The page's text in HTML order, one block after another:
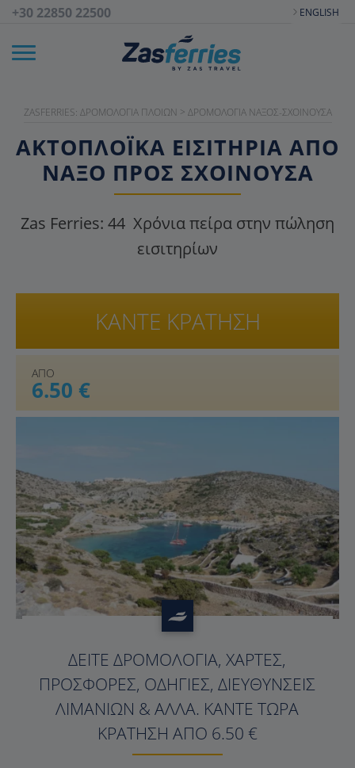
+30 22850 22500 ENGLISH
ZASFERRIES: ΔΡΟΜΟΛΌΓΙΑ ΠΛΟΊΩΝ > ΔΡΟΜΟΛΌΓΙΑ ΝΆΞΟΣ-ΣΧΟΙΝΟΎΣΑ
ΑΚΤΟΠΛΟΪΚΑ ΕΙΣΙΤΉΡΙΑ ΑΠΌ
ΝΆΞΟ ΠΡΟΣ ΣΧΟΙΝΟΎΣΑ
Zas Ferries: 44 Χρόνια πείρα στην πώληση
εισιτηρίων
ΑΠΟ
6.50 €
ΚΑΝΤΕ ΚΡΑΤΗΣΗ
?>
ΔΕΊΤΕ ΔΡΟΜΟΛΌΓΙΑ, ΧΆΡΤΕΣ,
ΠΡΟΣΦΟΡΈΣ, ΟΔΗΓΊΕΣ, ΔΙΕΥΘΎΝΣΕΙΣ
ΛΙΜΑΝΙΏΝ & ΆΛΛΑ. ΚΆΝΤΕ ΤΏΡΑ
ΚΡΆΤΗΣΗ ΑΠΌ 6.50 €